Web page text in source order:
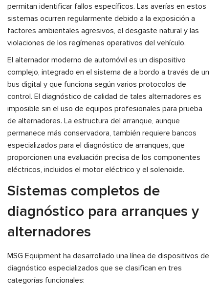
permitan identificar fallos específicos. Las averías en estos
sistemas ocurren regularmente debido a la exposición a
factores ambientales agresivos, el desgaste natural y las
violaciones de los regímenes operativos del vehículo.
El alternador moderno de automóvil es un dispositivo
complejo, integrado en el sistema de a bordo a través de un
bus digital y que funciona según varios protocolos de
control. El diagnóstico de calidad de tales alternadores es
imposible sin el uso de equipos profesionales para prueba
de alternadores. La estructura del arranque, aunque
permanece más conservadora, también requiere bancos
especializados para el diagnóstico de arranques, que
proporcionen una evaluación precisa de los componentes
eléctricos, incluidos el motor eléctrico y el solenoide.
Sistemas completos de
diagnóstico para arranques y
alternadores
MSG Equipment ha desarrollado una línea de dispositivos de
diagnóstico especializados que se clasifican en tres
categorías funcionales: